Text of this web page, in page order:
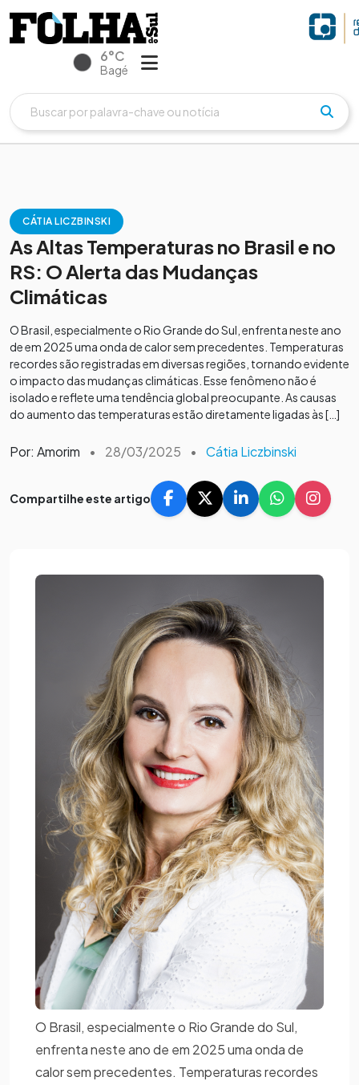
6°C
Bagé
CÁTIA LICZBINSKI
As Altas Temperaturas no Brasil e no
RS: O Alerta das Mudanças
Climáticas
O Brasil, especialmente o Rio Grande do Sul, enfrenta neste ano
de em 2025 uma onda de calor sem precedentes. Temperaturas
recordes são registradas em diversas regiões, tornando evidente
o impacto das mudanças climáticas. Esse fenômeno não é
isolado e reflete uma tendência global preocupante. As causas
do aumento das temperaturas estão diretamente ligadas às […]
Por: Amorim • 28/03/2025 • Cátia Liczbinski
Compartilhe este artigo
O Brasil, especialmente o Rio Grande do Sul,
enfrenta neste ano de em 2025 uma onda de
calor sem precedentes. Temperaturas recordes